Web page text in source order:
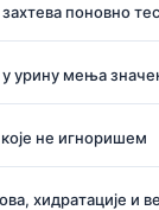
захтева поновно
урину мења
не игноришем
хидратације и